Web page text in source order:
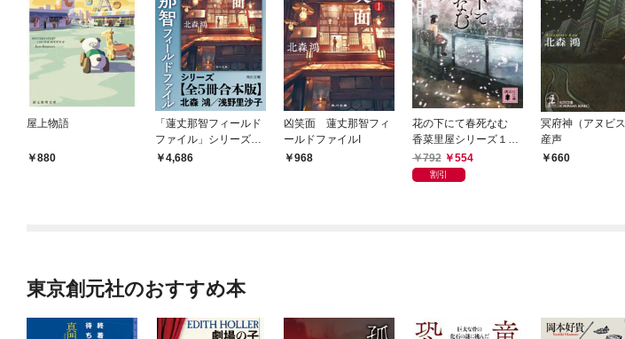
屋上物語
880
「蓮丈那智フィールド
ファイル」シリーズ
【全5冊合本版】
4,686
凶笑面 蓮丈那智フィ
ールドファイルI
968
花の下にて春死なむ
香菜里屋シリーズ１
〈新装版〉
792 554
割引
冥府神（アヌビ
産声
660
東京創元社のおすすめ本